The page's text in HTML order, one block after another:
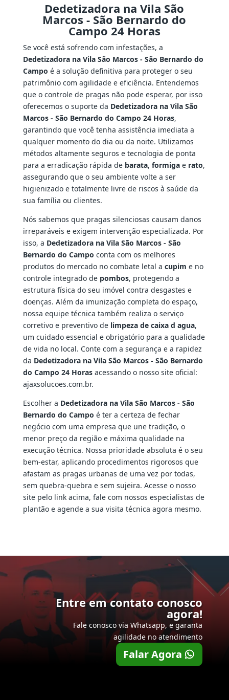
Dedetizadora na Vila São
Marcos - São Bernardo do
Campo 24 Horas
Se você está sofrendo com infestações, a
Dedetizadora na Vila São Marcos - São Bernardo do
Campo é a solução definitiva para proteger o seu
patrimônio com agilidade e eficiência. Entendemos
que o controle de pragas não pode esperar, por isso
oferecemos o suporte da Dedetizadora na Vila São
Marcos - São Bernardo do Campo 24 Horas,
garantindo que você tenha assistência imediata a
qualquer momento do dia ou da noite. Utilizamos
métodos altamente seguros e tecnologia de ponta
para a erradicação rápida de barata, formigae rato,
assegurando que o seu ambiente volte a ser
higienizado e totalmente livre de riscos à saúde da
sua família ou clientes.
Nós sabemos que pragas silenciosas causam danos
irreparáveis e exigem intervenção especializada. Por
isso, a Dedetizadora na Vila São Marcos - São
Bernardo do Campo conta com os melhores
produtos do mercado no combate letal a cupim e no
controle integrado de pombos, protegendo a
estrutura física do seu imóvel contra desgastes e
doenças. Além da imunização completa do espaço,
nossa equipe técnica também realiza o serviço
corretivo e preventivo de limpeza de caixa d agua,
um cuidado essencial e obrigatório para a qualidade
de vida no local. Conte com a segurança e a rapidez
da Dedetizadora na Vila São Marcos - São Bernardo
do Campo 24 Horasacessando o nosso site oficial:
ajaxsolucoes.com.br.
Escolher a Dedetizadora na Vila São Marcos - São
Bernardo do Campo é ter a certeza de fechar
negócio com uma empresa que une tradição, o
menor preço da região e máxima qualidade na
execução técnica. Nossa prioridade absoluta é o seu
bem-estar, aplicando procedimentos rigorosos que
afastam as pragas urbanas de uma vez por todas,
sem quebra-quebra e sem sujeira. Acesse o nosso
site pelo link acima, fale com nossos especialistas de
plantão e agende a sua visita técnica agora mesmo.
Entre em contato conosco
agora!
Fale conosco via Whatsapp, e garanta
agilidade no atendimento
Falar Agora